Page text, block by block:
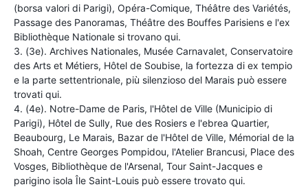
(borsa valori di Parigi), Opéra-Comique, Théâtre des Variétés,
Passage des Panoramas, Théâtre des Bouffes Parisiens e l'ex
Bibliothèque Nationale si trovano qui.
3. (3e). Archives Nationales, Musée Carnavalet, Conservatoire
des Arts et Métiers, Hôtel de Soubise, la fortezza di ex tempio
e la parte settentrionale, più silenzioso del Marais può essere
trovati qui.
4. (4e). Notre-Dame de Paris, l'Hôtel de Ville (Municipio di
Parigi), Hôtel de Sully, Rue des Rosiers e l'ebrea Quartier,
Beaubourg, Le Marais, Bazar de l'Hôtel de Ville, Mémorial de la
Shoah, Centre Georges Pompidou, l'Atelier Brancusi, Place des
Vosges, Bibliothèque de l'Arsenal, Tour Saint-Jacques e
parigino isola Île Saint-Louis può essere trovato qui.